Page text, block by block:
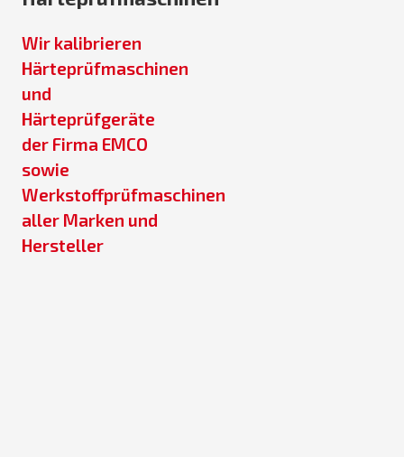
Wir kalibrieren
Härteprüfmaschinen
und
Härteprüfgeräte
der Firma EMCO
sowie
Werkstoffprüfmaschinen
aller Marken und
Hersteller